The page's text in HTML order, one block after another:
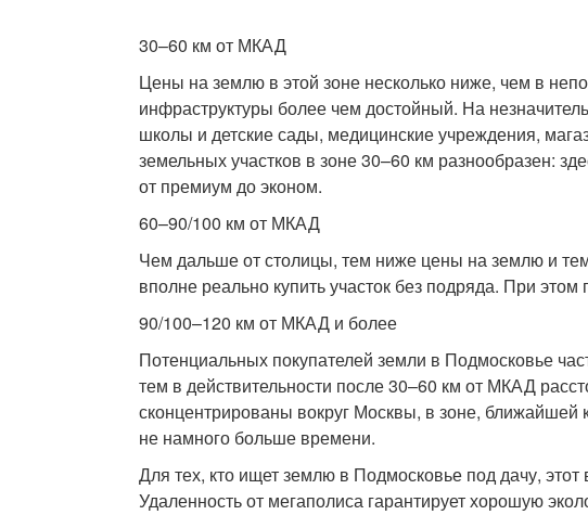
30–60 км от МКАД
Цены на землю в этой зоне несколько ниже, чем в
инфраструктуры более чем достойный. На
школы и детские сады, медицинские учреждения,
земельных участков в зоне 30–60 км разнообразен:
от премиум до эконом.
60–90/100 км от МКАД
Чем дальше от столицы, тем ниже цены на землю и
вполне реально купить участок без подряда. При
90/100–120 км от МКАД и более
Потенциальных покупателей земли в Подмосковье
тем в действительности после 30–60 км от МКАД
сконцентрированы вокруг Москвы, в зоне, ближайшей
не намного больше времени.
Для тех, кто ищет землю в Подмосковье под дачу,
Удаленность от мегаполиса гарантирует хорошую